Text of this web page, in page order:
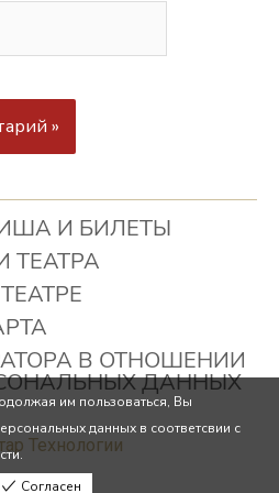
И БИЛЕТЫ
ТЕАТРА
В ОТНОШЕНИИ
ДАННЫХ
Технологии
им пользоваться, Вы
данных в соответсвии с
Согласен